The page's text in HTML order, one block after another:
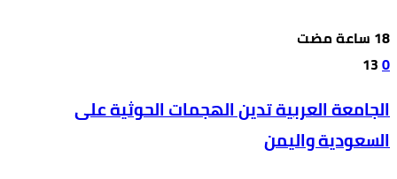
0
13
الجامعة العربية تدين الهجمات الحوثية على
السعودية واليمن